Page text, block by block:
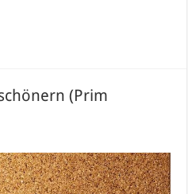
(Prim